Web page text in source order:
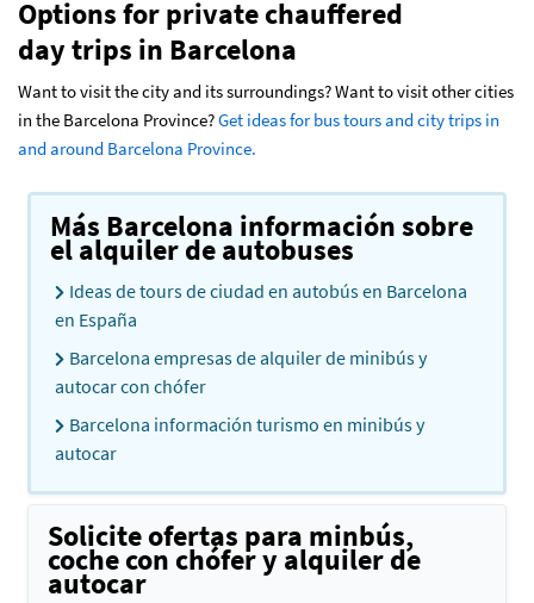
Options for private chauffered
day trips in Barcelona
Want to visit the city and its surroundings? Want to visit other cities
in the Barcelona Province?Get ideas for bus tours and city trips in
and around Barcelona Province.
Más Barcelona información sobre
el alquiler de autobuses
Ideas de tours de ciudad en autobús en Barcelona
en España
Barcelona empresas de alquiler de minibús y
autocar con chófer
Barcelona información turismo en minibús y
autocar
Solicite ofertas para minbús,
coche con chófer y alquiler de
autocar